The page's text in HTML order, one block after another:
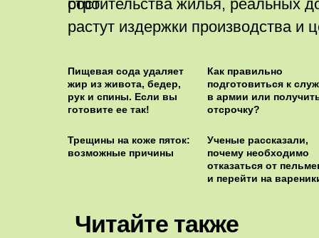
строительства жилья, реальных
растут издержки производства и
Пищевая сода удаляет
жир из живота, бедер,
рук и спины. Если вы
готовите ее так!
Как правильно
подготовиться к
в армии или
отсрочку?
Трещины на коже пяток:
возможные причины
Ученые рассказали,
почему необходимо
отказаться от
и перейти на
Читайте также